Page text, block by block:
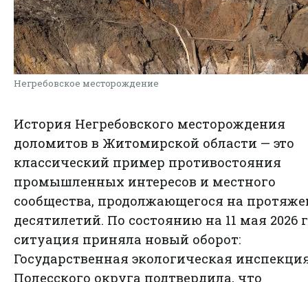
Негребовское месторождение
История Негребовского месторождения
доломитов в Житомирской области — это
классический пример противостояния
промышленных интересов и местного
сообщества, продолжающегося на
десятилетий. По состоянию на 11 мая 2026
ситуация приняла новый оборот:
Государственная экологическая
Полесского округа подтвердила, что